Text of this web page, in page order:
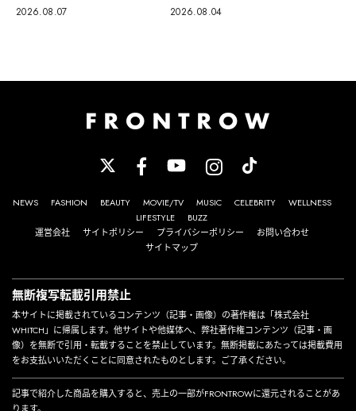
2026.08.07 2026.08.04
NEWS FASHION BEAUTY MOVIE/TV MUSIC CELEBRITY
WELLNESS
LIFESTYLE
BUZZ
運営会社
サイトポリシー プライバシーポリシー
お問い合わせ
サイトマップ
無断複写転載引用禁止
本サイトに掲載されているコンテンツ（記事・画像）の著作権は「株式会社
WHITCH」に帰属します。他サイトや他媒体へ、弊社著作権コンテンツ（記事・画
像）を無断で引用・転載することを禁止しています。無断掲載にあたっては掲載費用
をお支払いいただくことに同意されたものとします。ご了承ください。
記事で紹介した商品を購入すると、売上の一部がFRONTROWに還元されることがあ